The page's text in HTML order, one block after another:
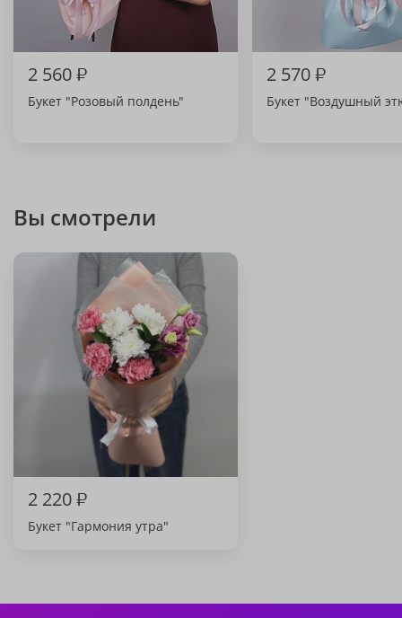
2 560₽
Букет "Розовый полдень"
2 570₽
Букет "Воздушный
Вы смотрели
2 220₽
Букет "Гармония утра"